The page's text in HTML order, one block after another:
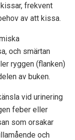
frekvent
av att kissa.
och smärtan
ryggen (flanken)
av buken.
vid urinering
feber eller
som orsakar
och